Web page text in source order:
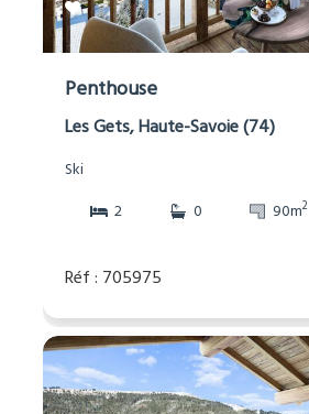
Penthouse
Les Gets, Haute-Savoie (74)
Ski
2
0 90m2
Réf : 705975